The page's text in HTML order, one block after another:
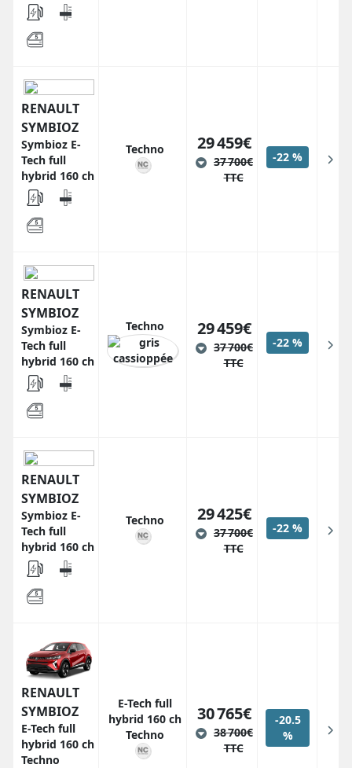
RENAULT
SYMBIOZ
Symbioz E-
Tech full
hybrid 160 ch
Techno 29 459€
37 700€
TTC
-22 %
RENAULT
SYMBIOZ
Symbioz E-
Tech full
hybrid 160 ch
Techno 29 459€
37 700€
TTC
-22 %
RENAULT
SYMBIOZ
Symbioz E-
Tech full
hybrid 160 ch
Techno 29 425€
37 700€
TTC
-22 %
RENAULT
SYMBIOZ
E-Tech full
hybrid 160 ch
Techno
E-Tech full
hybrid 160 ch
Techno
30 765€
38 700€
TTC
-20.5
%